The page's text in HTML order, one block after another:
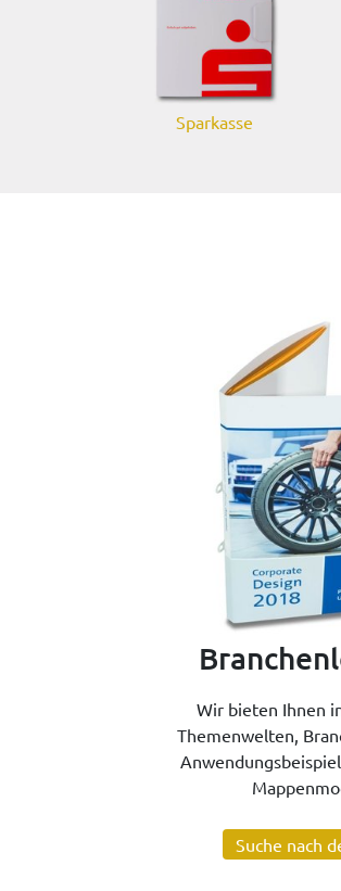
Sparkasse
Wir bieten Ihnen
Themenwelten,
Suche nach